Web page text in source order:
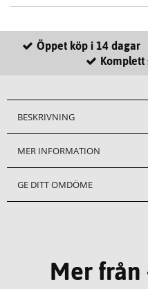
Öppet köp i 14 dagar
Komplett
BESKRIVNING
MER INFORMATION
GE DITT OMDÖME
Mer från